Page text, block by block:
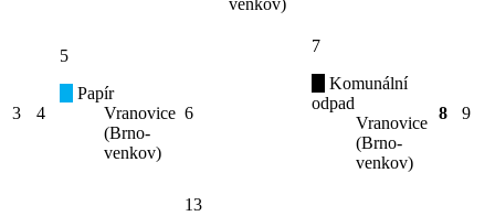
venkov)
3 4
5
Papír
Vranovice
(Brno-
venkov)
6
7
Komunální
odpad
Vranovice
(Brno-
venkov)
8 9
13